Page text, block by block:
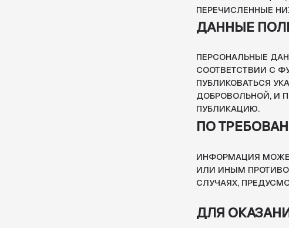
ИНФОРМАЦИЯ МОЖЕТ БЫТЬ
ДЛЯ ОКАЗАНИЯ
ПОЛЬЗОВАТЕЛЬ
ИНЫХ ОБЯЗАТЕЛЬСТВ
СЕРВИСАМ
ДРУГИХ ОРГАНИЗАЦИЙ, В
ИНФОРМАЦИИ